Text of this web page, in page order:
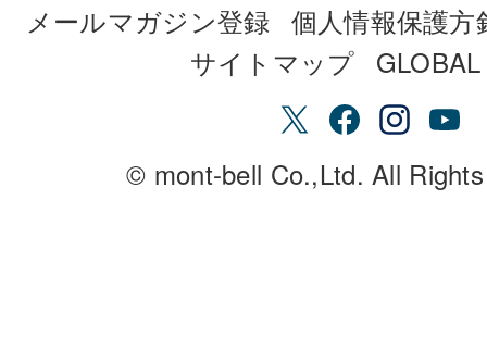
メールマガジン登録 個人情報保護方
サイトマップ
© mont-bell Co.,Ltd. All